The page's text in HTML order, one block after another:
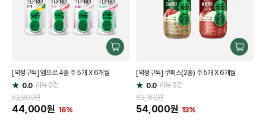
구
[약정구독] 엠프로 4종 주 5개 X 6개월
별
점
0.0 리뷰0건
52,800원
44,000원 16%
구
[약정구독] 쿠퍼스(2종) 주 5개 X 6개월
별
점
0.0 리뷰0건
62,160원
54,000원 13%